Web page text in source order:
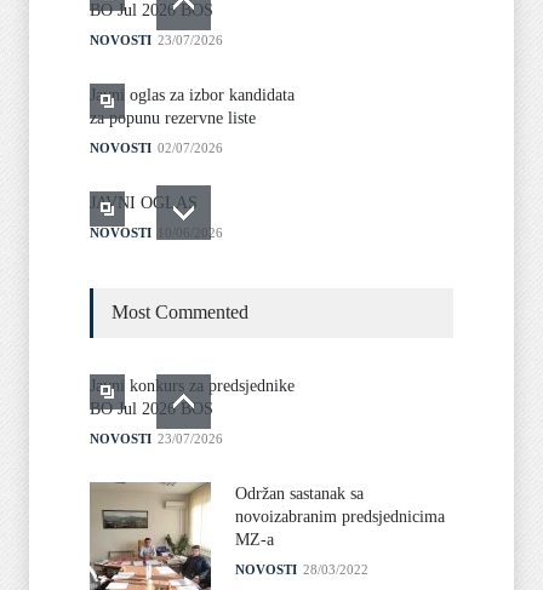
BO Jul 2026 BOS
NOVOSTI 23/07/2026
Javni oglas za izbor kandidata
za popunu rezervne liste
NOVOSTI 02/07/2026
JAVNI OGLAS
NOVOSTI 10/06/2026
Plan izlaganja izvoda iz PBS
NOVOSTI 04/06/2026
Javni oglas za izbor kandidata
za popunu rezerevne liste
kvalifikovanih osoba za
imenovanje članova biračkih
njihovih zamjenika
NOVOSTI
Most Commented
Javni konkurs za predsjednike
BO Jul 2026 BOS
NOVOSTI 23/07/2026
Održan sastanak sa
novoizabranim predsjednicima
MZ-a
NOVOSTI 28/03/2022